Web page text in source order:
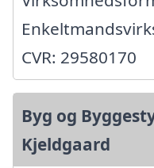
CVR: 29580170
Byg og
Kjeldgaard